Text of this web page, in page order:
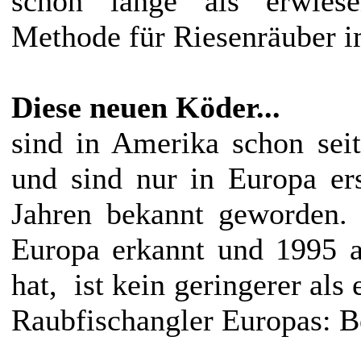
Methode für Riesenräuber
Diese neuen Köder...
sind in Amerika schon
und sind nur in Europa
Jahren bekannt
Europa erkannt und 1995
hat, ist kein geringerer als
Raubfischangler Europas: